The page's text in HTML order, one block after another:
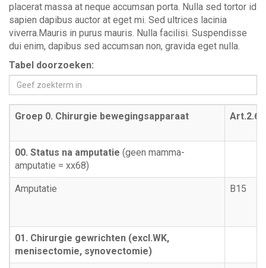
placerat massa at neque accumsan porta. Nulla sed tortor id
sapien dapibus auctor at eget mi. Sed ultrices lacinia
viverra.Mauris in purus mauris. Nulla facilisi. Suspendisse
dui enim, dapibus sed accumsan non, gravida eget nulla.
Tabel doorzoeken:
Groep 0. Chirurgie bewegingsapparaat Art.2.6.
00. Status na amputatie (geen mamma-
amputatie = xx68)
Amputatie B15
01. Chirurgie gewrichten (excl.WK,
menisectomie, synovectomie)